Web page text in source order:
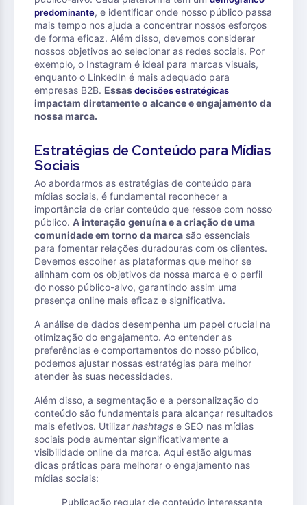
predominante, e identificar onde nosso público passa
mais tempo nos ajuda a concentrar nossos esforços
de forma eficaz. Além disso, devemos considerar
nossos objetivos ao selecionar as redes sociais. Por
exemplo, o Instagram é ideal para marcas visuais,
enquanto o LinkedIn é mais adequado para
empresas B2B. Essasdecisões estratégicas
impactam diretamente o alcance e engajamento da
nossa marca.
Estratégias de Conteúdo para Mídias
Sociais
Ao abordarmos as estratégias de conteúdo para
mídias sociais, é fundamental reconhecer a
importância de criar conteúdo que ressoe com nosso
público. A interação genuína e a criação de uma
comunidade em torno da marca são essenciais
para fomentar relações duradouras com os clientes.
Devemos escolher as plataformas que melhor se
alinham com os objetivos da nossa marca e o perfil
do nosso público-alvo, garantindo assim uma
presença online mais eficaz e significativa.
A análise de dados desempenha um papel crucial na
otimização do engajamento. Ao entender as
preferências e comportamentos do nosso público,
podemos ajustar nossas estratégias para melhor
atender às suas necessidades.
Além disso, a segmentação e a personalização do
conteúdo são fundamentais para alcançar resultados
mais efetivos. Utilizar hashtags e SEO nas mídias
sociais pode aumentar significativamente a
visibilidade online da marca. Aqui estão algumas
dicas práticas para melhorar o engajamento nas
mídias sociais:
Publicação regular de conteúdo interessante